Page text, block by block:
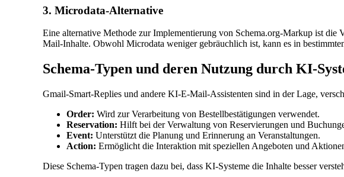
3. Microdata-Alternative
Eine alternative Methode zur Implementierung von Schema.org-Markup ist
Mail-Inhalte. Obwohl Microdata weniger gebräuchlich ist, kann es in
Schema-Typen und deren Nutzung durch KI-
Gmail-Smart-Replies und andere KI-E-Mail-Assistenten sind in der Lage,
Order: Wird zur Verarbeitung von Bestellbestätigungen verwendet.
Reservation: Hilft bei der Verwaltung von Reservierungen und
Event: Unterstützt die Planung und Erinnerung an Veranstaltungen.
Action: Ermöglicht die Interaktion mit speziellen Angeboten und
Diese Schema-Typen tragen dazu bei, dass KI-Systeme die Inhalte besser